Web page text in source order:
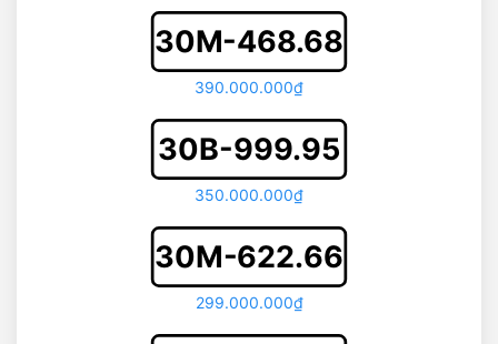
30M-468.68
390.000.000₫
30B-999.95
350.000.000₫
30M-622.66
299.000.000₫